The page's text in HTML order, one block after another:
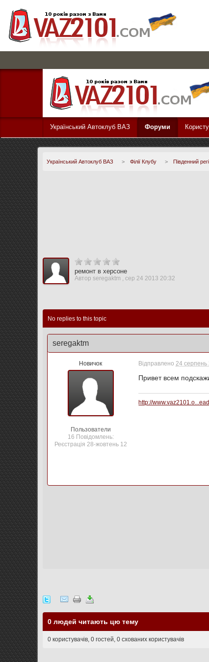
Український Автоклуб ВАЗ Форуми
Український Автоклуб ВАЗ > Філії Клубу > Південний
ремонт в херсоне
Авторseregaktm ,сер 24 2013 20:32
No replies to this topic
seregaktm
Новичок
Пользователи
16 Повідомлень:
Реєстрація 28-жовтень 12
Відправлено24 серпень
Привет всем
http://
0 людей читають цю тему
0 користувачів, 0 гостей, 0 схованих користувачів